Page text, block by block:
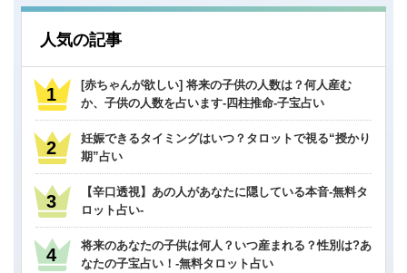
人気の記事
[赤ちゃんが欲しい] 将来の子供の人数は？何人産む
か、子供の人数を占います-四柱推命-子宝占い
妊娠できるタイミングはいつ？タロットで視る“授かり
期”占い
【辛口透視】あの人があなたに隠している本音-無料タ
ロット占い-
将来のあなたの子供は何人？いつ産まれる？性別は?あ
なたの子宝占い！-無料タロット占い